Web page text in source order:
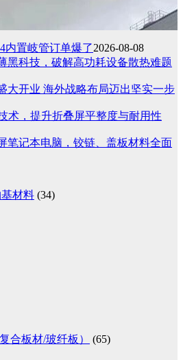
内置岐管订单爆了2026-08-08
黑科技，破解高功耗设备散热难题
大开业 海外战略布局迈出坚实一步
术，提升折叠屏平整度与耐用性
笔记本电脑，铰链、盖板材料全面
材料 (34)
合板材/玻纤板）
(65)